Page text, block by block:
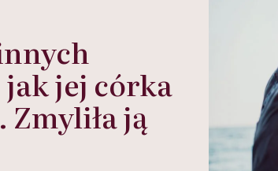
jej córka
Zmyliła ją